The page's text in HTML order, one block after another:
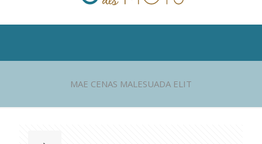
MAE CENAS MALESUADA ELIT